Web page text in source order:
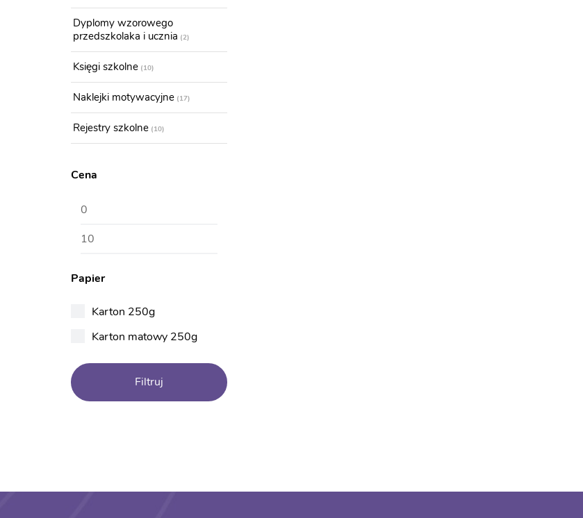
Dyplomy wzorowego
przedszkolaka i ucznia 2
Księgi szkolne 10
Naklejki motywacyjne 17
Rejestry szkolne 10
Cena
Cena
Papier
Karton 250g
Karton matowy 250g
Filtruj